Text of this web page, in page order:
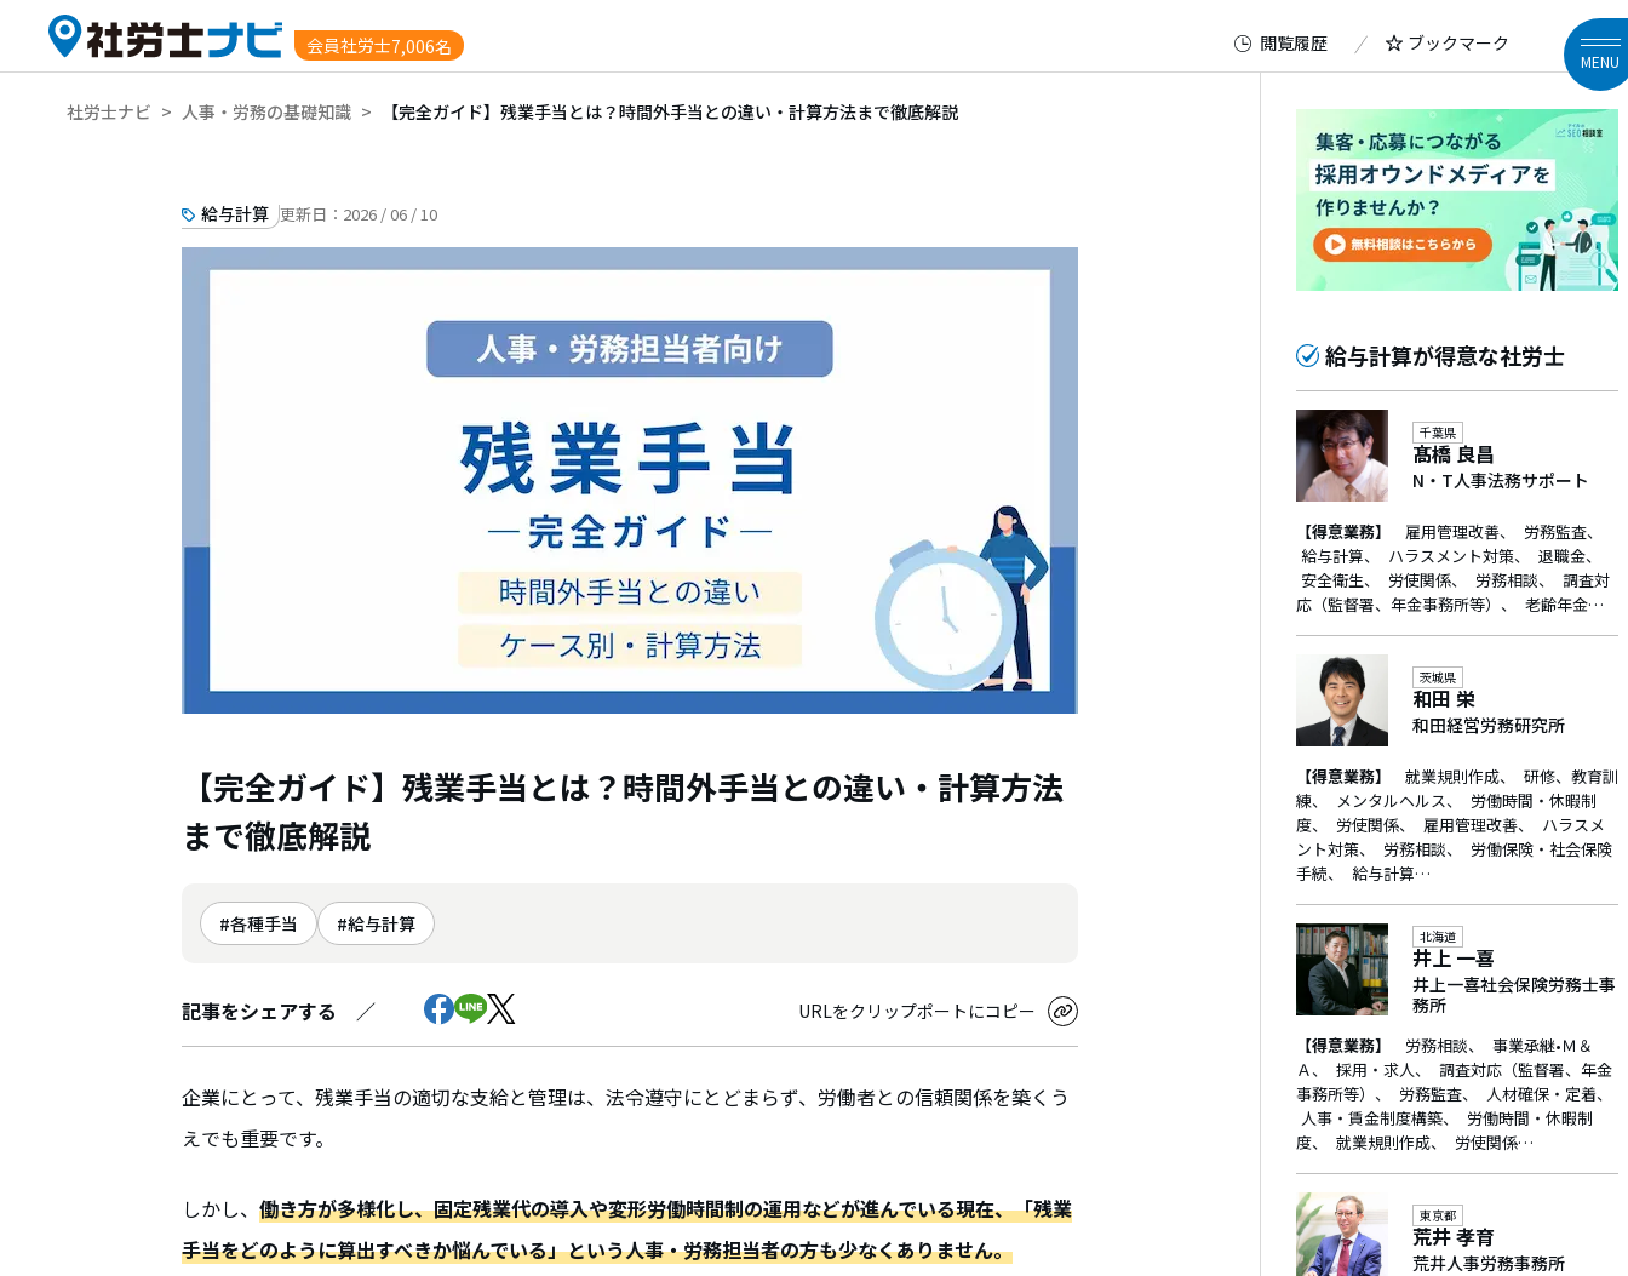
会員社労士7,006名 閲覧履歴 ブックマーク
MENU
社労士ナビ > 人事・労務の基礎知識 > 【完全ガイド】残業手当とは？時間外手当との違い・計算方法まで徹底解説
給与計算 更新日： 2026 / 06 / 10
【完全ガイド】残業手当とは？時間外手当との違い・計算方法
まで徹底解説
各種手当 給与計算
記事をシェアする ／ URLをクリップポートにコピー
企業にとって、残業手当の適切な支給と管理は、法令遵守にとどまらず、労働者との信頼関係を築くう
えでも重要です。
しかし、 働き方が多様化し、固定残業代の導入や変形労働時間制の運用などが進んでいる現在、「残業
手当をどのように算出すべきか悩んでいる」という人事・労務担当者の方も少なくありません。
給与計算が得意な社労士
髙橋 良昌
千葉県
N・T人事法務サポート
【得意業務】 雇用管理改善
労務監査
給与計算
ハラスメント対策
退職金
安全衛生
労使関係 労務相談
調査対
応（監督署、年金事務所等）
老齢年金…
和田 栄
茨城県
和田経営労務研究所
【得意業務】 就業規則作成
研修、教育訓
練
メンタルヘルス
労働時間・休暇制
度
労使関係 雇用管理改善
ハラスメ
ント対策
労務相談
労働保険・社会保険
手続
給与計算…
井上 一喜
北海道
井上一喜社会保険労務士事
務所
【得意業務】 労務相談
事業承継•Ｍ＆
Ａ
採用・求人
調査対応（監督署、年金
事務所等）
労務監査
人材確保・定着
人事・賃金制度構築
労働時間・休暇制
度
就業規則作成 労使関係…
荒井 孝育
東京都
荒井人事労務事務所